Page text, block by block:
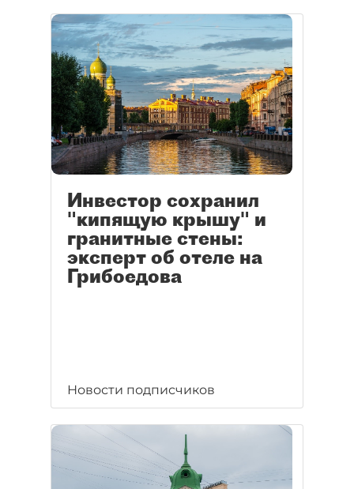
Инвестор сохранил
"кипящую крышу" и
гранитные стены:
эксперт об отеле на
Грибоедова
Новости подписчиков